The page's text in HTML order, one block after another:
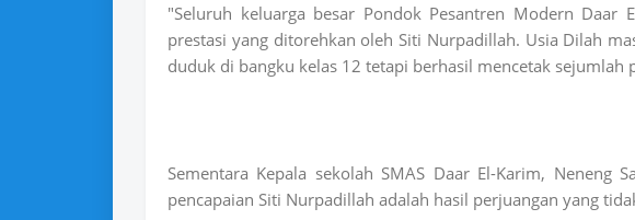
"Seluruh keluarga besar Pondok Pesantren Modern
prestasi yang ditorehkan oleh Siti Nurpadillah. Usia Dilah
duduk di bangku kelas 12 tetapi berhasil mencetak sejumlah
Sementara Kepala sekolah SMAS Daar El-Karim, Neneng
pencapaian Siti Nurpadillah adalah hasil perjuangan yang